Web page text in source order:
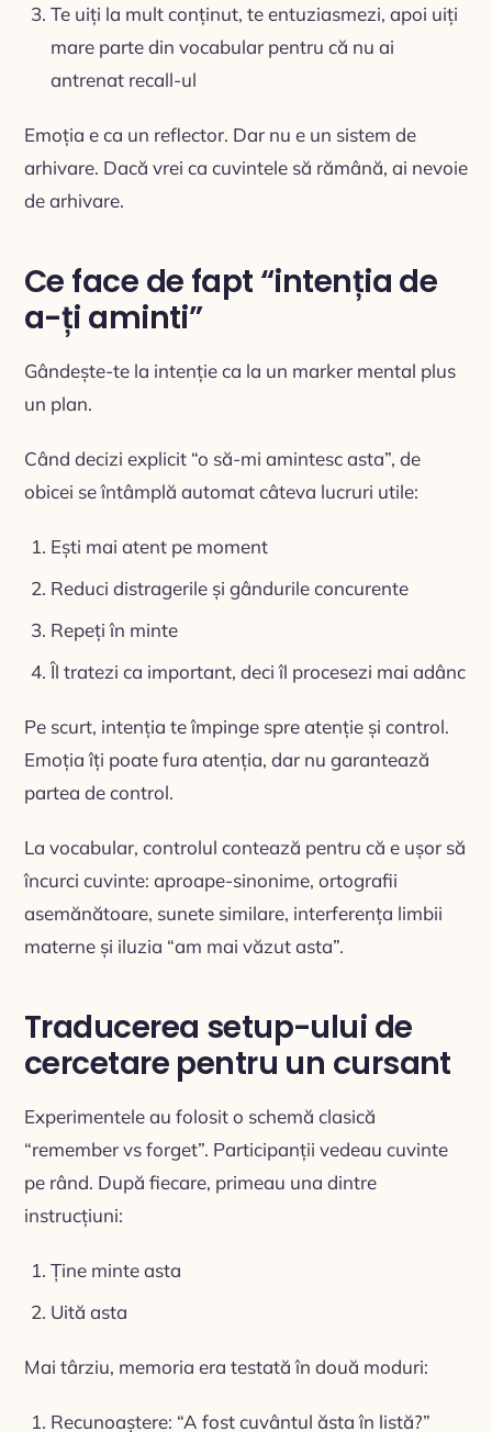
Te uiți la mult conținut, te entuziasmezi, apoi uiți
mare parte din vocabular pentru că nu ai
antrenat recall-ul
Emoția e ca un reflector. Dar nu e un sistem de
arhivare. Dacă vrei ca cuvintele să rămână, ai nevoie
de arhivare.
Ce face de fapt “intenția de
a-ți aminti”
Gândește-te la intenție ca la un marker mental plus
un plan.
Când decizi explicit “o să-mi amintesc asta”, de
obicei se întâmplă automat câteva lucruri utile:
Ești mai atent pe moment
Reduci distragerile și gândurile concurente
Repeți în minte
Îl tratezi ca important, deci îl procesezi mai adânc
Pe scurt, intenția te împinge spre atenție și control.
Emoția îți poate fura atenția, dar nu garantează
partea de control.
La vocabular, controlul contează pentru că e ușor să
încurci cuvinte: aproape-sinonime, ortografii
asemănătoare, sunete similare, interferența limbii
materne și iluzia “am mai văzut asta”.
Traducerea setup-ului de
cercetare pentru un cursant
Experimentele au folosit o schemă clasică
“remember vs forget”. Participanții vedeau cuvinte
pe rând. După fiecare, primeau una dintre
instrucțiuni:
Ține minte asta
Uită asta
Mai târziu, memoria era testată în două moduri:
Recunoaștere: “A fost cuvântul ăsta în listă?”